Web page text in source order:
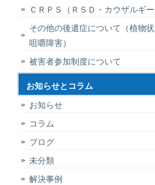
ＣＲＰＳ（ＲＳＤ・カウザルギー
その他の後遺症について（植物状
咀嚼障害）
被害者参加制度について
お知らせとコラム
お知らせ
コラム
ブログ
未分類
解決事例